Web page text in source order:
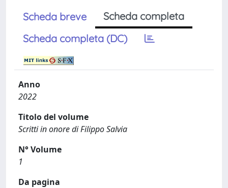
Scheda breve
Scheda completa
Scheda completa (DC)
Anno
2022
Titolo del volume
Scritti in onore di Filippo Salvia
N° Volume
1
Da pagina